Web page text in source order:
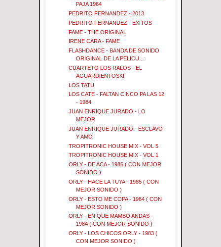
PAJA 1964
PEDRITO FERNANDEZ - 2013
PEDRITO FERNANDEZ - EXITOS
FAME - THE ORIGINAL
IRENE CARA - FAME
FLASHDANCE - BANDA DE SONIDO
ORIGINAL DE LA PELICU...
CUARTETO LOS RALOS - EL
AGUARDIENTOSKI
LOS TATU
LOS CATE - FALTAN CINCO PA LAS 12
- 1984
JUAN ENRIQUE JURADO - LO
MEJOR
JUAN ENRIQUE JURADO - ESCLAVO
Y AMO
TROPITRONIC HOUSE MIX - VOL 5
TROPITRONIC HOUSE MIX - VOL 1
ORLY - DE ACA - 1986 ( CON MEJOR
SONIDO )
ORLY - HACE LA TUYA - 1985 ( CON
MEJOR SONIDO )
ORLY - ESTO ME COPA - 1984 ( CON
MEJOR SONIDO )
ORLY - EN QUE MAMBO ANDAS -
1984 ( CON MEJOR SONIDO )
ORLY - LOS CHICOS ORLY - 1983 (
CON MEJOR SONIDO )